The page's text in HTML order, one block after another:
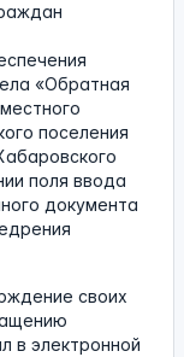
«Обратная
поселения
поля ввода
документа
своих
в электронной